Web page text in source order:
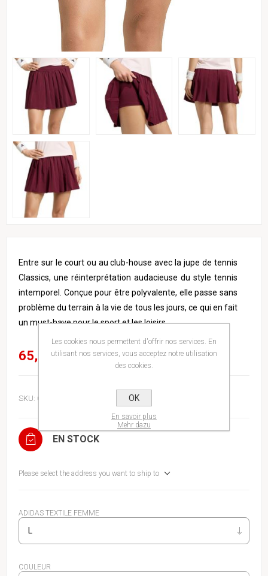
Entre sur le court ou au club-house avec la jupe de tennis
Classics, une réinterprétation audacieuse du style tennis
intemporel. Conçue pour être polyvalente, elle passe sans
problème du terrain à la vie de tous les jours, ce qui en fait
un must-have pour le sport et les loisirs.
65,00€
SKU: CLAS210WBN
EN STOCK
Please select the address you want to ship to
ADIDAS TEXTILE FEMME
COULEUR
Les cookies nous permettent d'offrir nos services. En
utilisant nos services, vous acceptez notre utilisation
des cookies.
OK
En savoir plus
Mehr dazu